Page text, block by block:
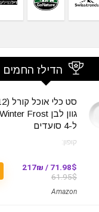
הדילז החמים
ל-4 סועדים
קופון:
71.98$ / 217₪
61.95$
Amazon